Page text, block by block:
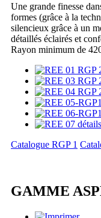
Une grande finesse
formes (grâce à la
silencieux grâce à un
détaillés éclairés et
Rayon minimum de
Catalogue RGP 1
GAMME